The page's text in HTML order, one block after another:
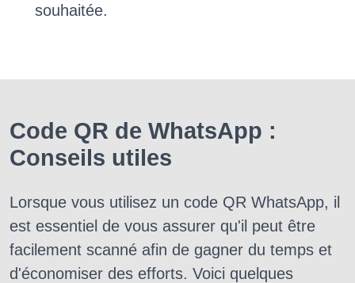
souhaitée.
Code QR de WhatsApp :
Conseils utiles
Lorsque vous utilisez un code QR WhatsApp, il
est essentiel de vous assurer qu'il peut être
facilement scanné afin de gagner du temps et
d'économiser des efforts. Voici quelques